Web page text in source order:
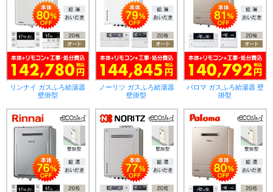
リンナイ ガスふろ給湯器
壁掛型
ノーリツ ガスふろ給湯器
壁掛型
パロマ ガスふろ給湯器 壁
掛型